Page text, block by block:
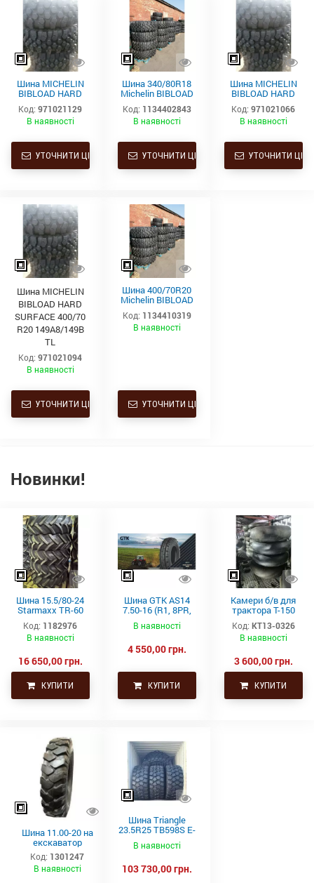
Шина MICHELIN
BIBLOAD HARD
SURFACE 440/80
R28 163A8/163B
TL
Код: 971021129
В наявності
УТОЧНИТИ ЦІНУ
Шина 340/80R18
Michelin BIBLOAD
H/S (143A8/B)
Код: 1134402843
В наявності
УТОЧНИТИ ЦІНУ
Шина MICHELIN
BIBLOAD HARD
SURFACE 340/80
R18 143A8/143B
TL
Код: 971021066
В наявності
УТОЧНИТИ ЦІНУ
Шина MICHELIN
BIBLOAD HARD
SURFACE 400/70
R20 149A8/149B
TL
Код: 971021094
В наявності
УТОЧНИТИ ЦІНУ
Шина 400/70R20
Michelin BIBLOAD
HS (149A8/B, TL)
Код: 1134410319
В наявності
УТОЧНИТИ ЦІНУ
Новинки!
Шина 15.5/80-24
Starmaxx TR-60
(16PR, 163A8, TL)
Код: 1182976
В наявності
16 650,00 грн.
КУПИТИ
Шина GTK AS14
7.50-16 (R1, 8PR,
TT)
В наявності
4 550,00 грн.
КУПИТИ
Камери б/в для
трактора Т-150
21.3-24 (530-610)
СНГ товсті
Код: КТ13-0326
В наявності
3 600,00 грн.
КУПИТИ
Шина 11.00-20 на
екскаватор
Код: 1301247
В наявності
Шина Triangle
23.5R25 TB598S E-
4 201A2/185B
В наявності
103 730,00 грн.